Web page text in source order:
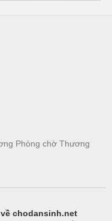
Phòng chờ Thương
chodansinh.net